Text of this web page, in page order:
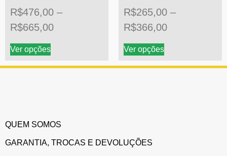
R$476,00 –
R$665,00
Ver opções
R$265,00 –
R$366,00
Ver opções
QUEM SOMOS
GARANTIA, TROCAS E DEVOLUÇÕES